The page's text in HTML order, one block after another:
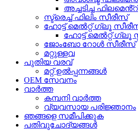
അച്ചടിച്ച ഫിലമെൻ്റ്
സ്ട്രെച്ച് ഫിലിം സീരീസ്
ഹോട്ട് മെൽറ്റ് ഗ്ലൂ
ഹോട്ട് മെൽറ്റ് ഗ്ലൂ
ജോംബോ റോൾ സീരീസ്
മറ്റുള്ളവ
പുതിയ വരവ്
മറ്റ് ഉൽപ്പന്നങ്ങൾ
OEM സേവനം
വാർത്ത
കമ്പനി വാർത്ത
വ്യവസായ പരിജ്ഞാനം
ഞങ്ങളെ സമീപിക്കുക
പതിവുചോദ്യങ്ങൾ